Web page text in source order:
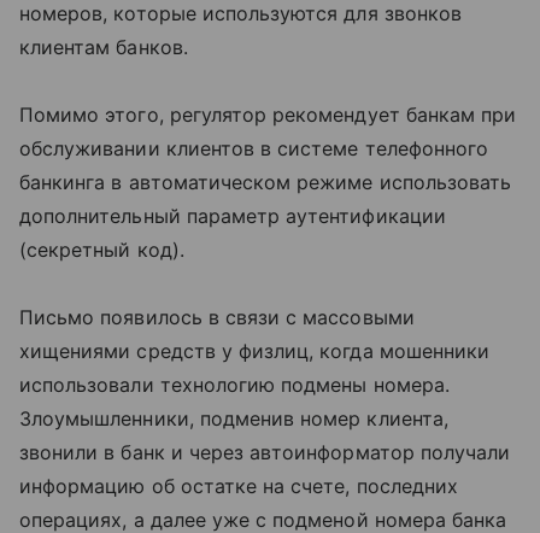
номеров, которые используются для звонков
клиентам банков.
Помимо этого, регулятор рекомендует банкам при
обслуживании клиентов в системе телефонного
банкинга в автоматическом режиме использовать
дополнительный параметр аутентификации
(секретный код).
Письмо появилось в связи с массовыми
хищениями средств у физлиц, когда мошенники
использовали технологию подмены номера.
Злоумышленники, подменив номер клиента,
звонили в банк и через автоинформатор получали
информацию об остатке на счете, последних
операциях, а далее уже с подменой номера банка